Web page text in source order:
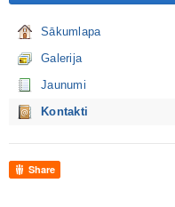
Sākumlapa
Galerija
Jaunumi
Kontakti
Share